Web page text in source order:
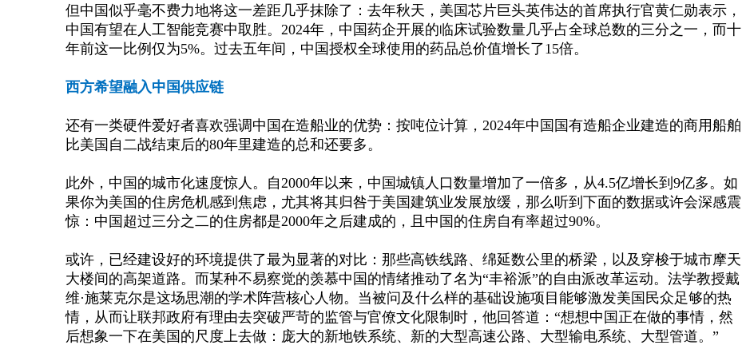
但中国似乎毫不费力地将这一差距几乎抹除了：去年秋天，美国芯片巨头英伟达的首席执行官黄仁勋表示，
中国有望在人工智能竞赛中取胜。 2024年，中国药企开展的临床试验数量几乎占全球总数的三分之一，而十
年前这一比例仅为5%。过去五年间，中国授权全球使用的药品总价值增长了15倍。
西方希望融入中国供应链
还有一类硬件爱好者喜欢强调中国在造船业的优势：按吨位计算， 2024年中国国有造船企业建造的商用船舶
比美国自二战结束后的80年里建造的总和还要多。
此外，中国的城市化速度惊人。自2000年以来，中国城镇人口数量增加了一倍多，从4.5亿增长到9亿多。如
果你为美国的住房危机感到焦虑，尤其将其归咎于美国建筑业发展放缓，那么听到下面的数据或许会深感震
惊：中国超过三分之二的住房都是2000年之后建成的，且中国的住房自有率超过90%。
或许，已经建设好的环境提供了最为显著的对比：那些高铁线路、绵延数公里的桥梁，以及穿梭于城市摩天
大楼间的高架道路。而某种不易察觉的羡慕中国的情绪推动了名为“丰裕派”的自由派改革运动。法学教授戴
维·施莱克尔是这场思潮的学术阵营核心人物。当被问及什么样的基础设施项目能够激发美国民众足够的热
情，从而让联邦政府有理由去突破严苛的监管与官僚文化限制时，他回答道：“想想中国正在做的事情，然
后想象一下在美国的尺度上去做：庞大的新地铁系统、新的大型高速公路、大型输电系统、大型管道。”